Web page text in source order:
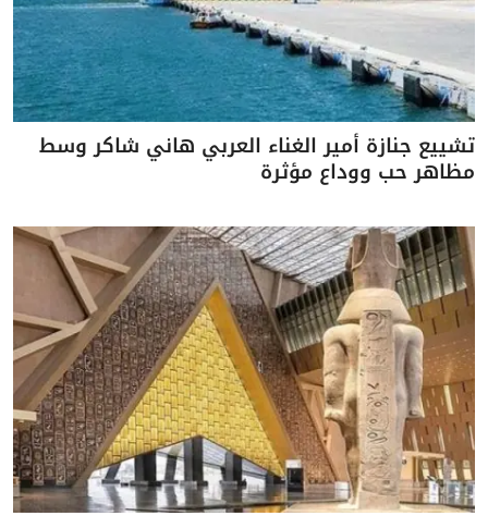
تشييع جنازة أمير الغناء العربي هاني شاكر وسط
مظاهر حب ووداع مؤثرة